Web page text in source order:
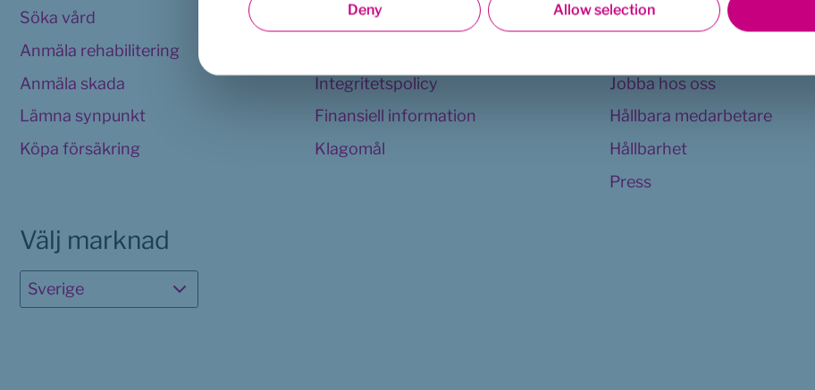
Deny Allow selection
Söka vård
Anmäla rehabilitering
Anmäla skada
Lämna synpunkt
Köpa försäkring
Användarvillkor
Integritetspolicy
Finansiell information
Klagomål
Appen
Jobba hos oss
Hållbara medarbetare
Hållbarhet
Press
Välj marknad
Sverige